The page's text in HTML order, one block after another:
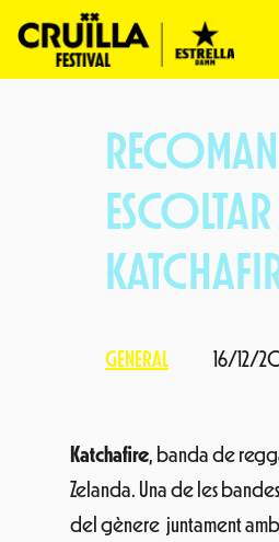
GENERAL 16/12/
Katchafire, banda de
Zelanda. Una de les
del gènere juntament amb